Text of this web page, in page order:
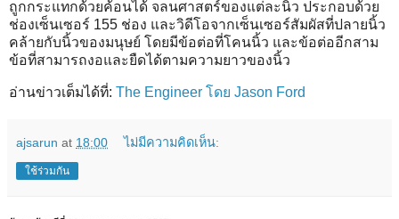
ถูกกระแทกด้วยค้อนได้ จลนศาสตร์ของแต่ละนิ้ว ประกอบด้วย
ช่องเซ็นเซอร์ 155 ช่อง และวิดีโอจากเซ็นเซอร์สัมผัสที่ปลายนิ้ว
คล้ายกับนิ้วของมนุษย์ โดยมีข้อต่อที่โคนนิ้ว และข้อต่ออีกสาม
ข้อที่สามารถงอและยืดได้ตามความยาวของนิ้ว
อ่านข่าวเต็มได้ที่: The Engineer โดย Jason Ford
ajsarun at 18:00 ไม่มีความคิดเห็น:
ใช้ร่วมกัน